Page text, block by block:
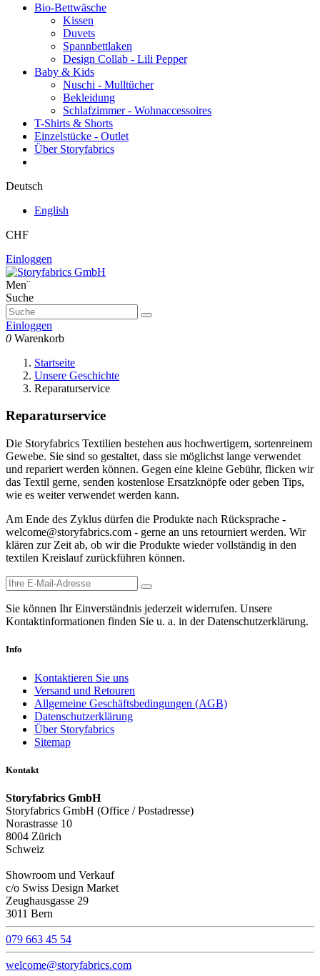
Bio-Bettwäsche
Kissen
Duvets
Spannbettlaken
Design Collab - Lili Pepper
Baby & Kids
Nuschi - Mulltücher
Bekleidung
Schlafzimmer - Wohnaccessoires
T-Shirts & Shorts
Einzelstücke - Outlet
Über Storyfabrics
Deutsch
English
CHF
Einloggen
Men¨
Suche
Einloggen
0 Warenkorb
Startseite
Unsere Geschichte
Reparaturservice
Reparaturservice
Die Storyfabrics Textilien bestehen aus hochwertigem, sortenreinem
Gewebe. Sie sind so gestaltet, dass sie möglichst lange verwendet
und repariert werden können. Gegen eine kleine Gebühr, flicken wir
das Textil gerne, senden kostenlose Ersatzknöpfe oder geben Tips,
wie es weiter verwendet werden kann.
Am Ende des Zyklus dürfen die Produkte nach Rücksprache -
welcome@storyfabrics.com - gerne an uns retourniert werden. Wir
klären zur Zeit ab, ob wir die Produkte wieder vollständig in den
textilen Kreislauf zurückführen können.
Sie können Ihr Einverständnis jederzeit widerrufen. Unsere
Kontaktinformationen finden Sie u. a. in der Datenschutzerklärung.
Info
Kontaktieren Sie uns
Versand und Retouren
Allgemeine Geschäftsbedingungen (AGB)
Datenschutzerklärung
Über Storyfabrics
Sitemap
Kontakt
Storyfabrics GmbH
Storyfabrics GmbH (Office / Postadresse)
Norastrasse 10
8004 Zürich
Schweiz
Showroom und Verkauf
c/o Swiss Design Market
Zeughausgasse 29
3011 Bern
079 663 45 54
welcome@storyfabrics.com